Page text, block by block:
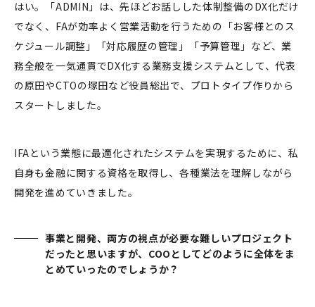
はい。「ADMIN」は、先ほどお話しした体制整備のDX化だけ
でなく、FAが効率よく営業活動を行うための「お客様とのス
ケジュール調整」「対応履歴の管理」「予算管理」など、業
務全般を一気通貫でDX化する業務支援システムとして、代表
の原田やCTOの塚田など役員総出で、プロトタイプ作りから
スタートしました。
IFAという業態に最適化されたシステムを実現するために、私
自身も金融に関する資格を取得し、各種業法を理解しながら
開発を進めていきました。
事業と開発、両方の視点が必要な難しいプロジェクト
だったと思いますが、COOとしてどのように全体をま
とめていったのでしょうか？